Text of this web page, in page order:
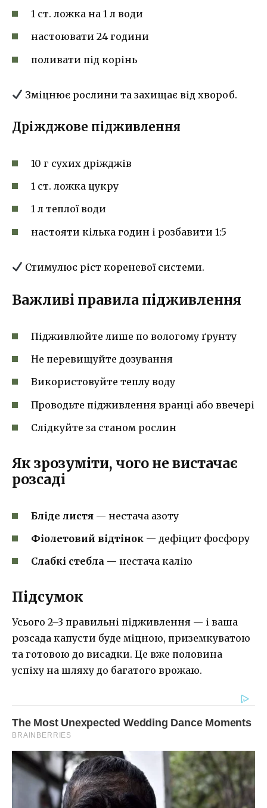
1 ст. ложка на 1 л води
настоювати 24 години
поливати під корінь
Зміцнює рослини та захищає від хвороб.
Дріжджове підживлення
10 г сухих дріжджів
1 ст. ложка цукру
1 л теплої води
настояти кілька годин і розбавити 1:5
Стимулює ріст кореневої системи.
Важливі правила підживлення
Підживлюйте лише по вологому ґрунту
Не перевищуйте дозування
Використовуйте теплу воду
Проводьте підживлення вранці або ввечері
Слідкуйте за станом рослин
Як зрозуміти, чого не вистачає
розсаді
Бліде листя — нестача азоту
Фіолетовий відтінок — дефіцит фосфору
Слабкі стебла — нестача калію
Підсумок
Усього 2–3 правильні підживлення — і ваша
розсада капусти буде міцною, приземкуватою
та готовою до висадки. Це вже половина
успіху на шляху до багатого врожаю.